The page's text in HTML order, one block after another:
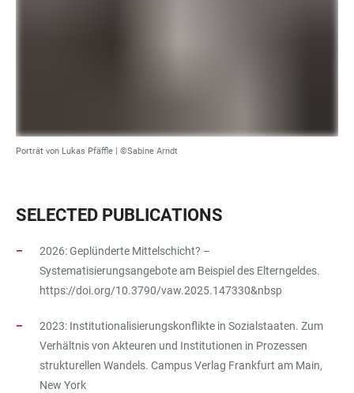
Porträt von Lukas Pfäffle | ©Sabine Arndt
SELECTED PUBLICATIONS
2026: Geplünderte Mittelschicht? –
Systematisierungsangebote am Beispiel des Elterngeldes.
https://doi.org/10.3790/vaw.2025.147330&nbsp
2023: Institutionalisierungskonflikte in Sozialstaaten. Zum
Verhältnis von Akteuren und Institutionen in Prozessen
strukturellen Wandels. Campus Verlag Frankfurt am Main,
New York